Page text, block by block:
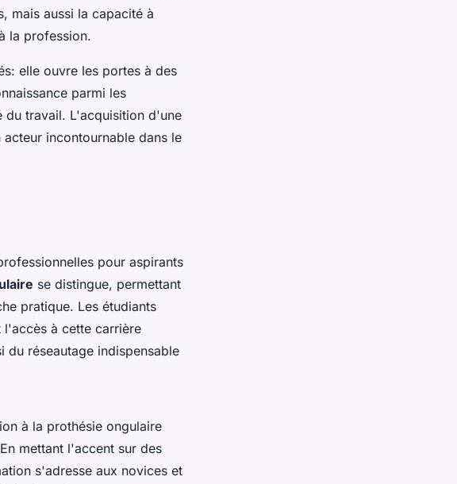
mais aussi la capacité à
la profession.
elle ouvre les portes à des
parmi les
du travail. L'acquisition d'une
incontournable dans le
pour aspirants
se distingue, permettant
pratique. Les étudiants
l'accès à cette carrière
réseautage indispensable
à la prothésie ongulaire
mettant l'accent sur des
s'adresse aux novices et